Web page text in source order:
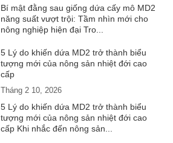
Bí mật đằng sau giống dứa cấy mô MD2
năng suất vượt trội: Tầm nhìn mới cho
nông nghiệp hiện đại Tro...
5 Lý do khiến dứa MD2 trở thành biểu
tượng mới của nông sản nhiệt đới cao
cấp
Tháng 2 10, 2026
5 Lý do khiến dứa MD2 trở thành biểu
tượng mới của nông sản nhiệt đới cao
cấp Khi nhắc đến nông sản...